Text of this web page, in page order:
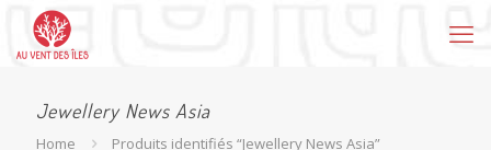
Jewellery News Asia
Home Produits identifiés “Jewellery News Asia”